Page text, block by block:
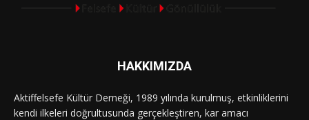
HAKKIMIZDA
Aktiffelsefe Kültür Derneği, 1989 yılında kurulmuş, etkinliklerini
kendi ilkeleri doğrultusunda gerçekleştiren, kar amacı